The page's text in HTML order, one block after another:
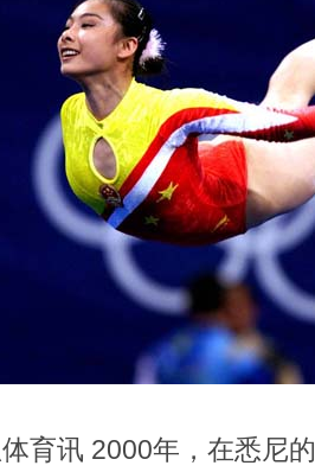
育讯 2000年，在悉尼